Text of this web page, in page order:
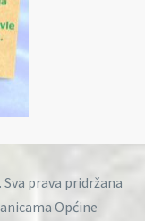
prava pridržana
Općine